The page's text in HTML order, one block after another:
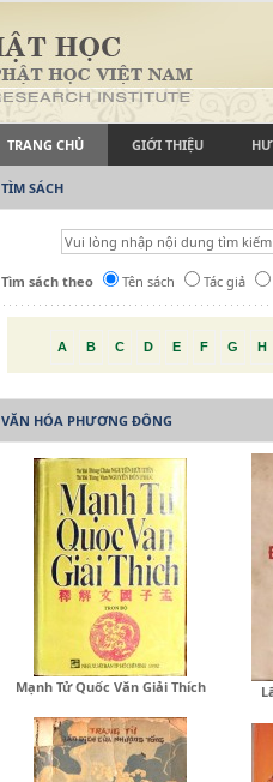
TRANG CHỦ GIỚI THIỆU
TÌM SÁCH
Tìm sách theo Tên sách Tác giả
A B C D E F G H
VĂN HÓA PHƯƠNG ĐÔNG
Mạnh Tử Quốc Văn Giải Thích